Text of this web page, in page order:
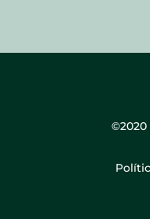
©2020